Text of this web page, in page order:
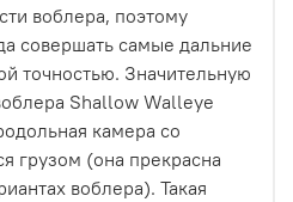
воблера, поэтому
совершать самые дальние
точностью. Значительную
Shallow Walleye
камера со
грузом (она прекрасна
воблера). Такая